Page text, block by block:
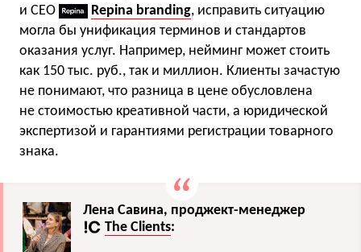
и CEO
Repina branding, исправить ситуацию
могла бы унификация терминов и стандартов
оказания услуг. Например, нейминг может стоить
как 150 тыс. руб., так и миллион. Клиенты зачастую
не понимают, что разница в цене обусловлена
не стоимостью креативной части, а юридической
экспертизой и гарантиями регистрации товарного
знака.
Лена Савина, проджект-менеджер
The Clients: